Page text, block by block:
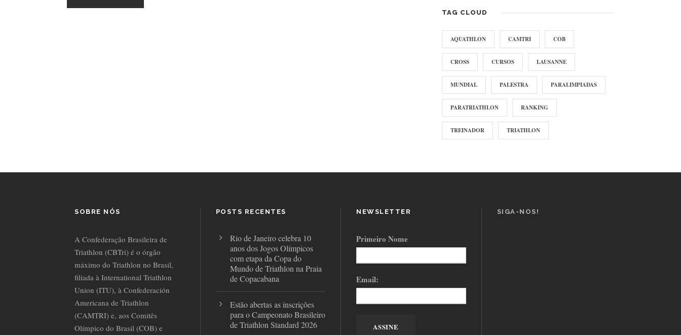
TAG CLOUD
AQUATHLON CAMTRI COB
CROSS CURSOS LAUSANNE
MUNDIAL PALESTRA PARALIMPIADAS
PARATRIATHLON RANKING
TREINADOR TRIATHLON
SOBRE NÓS
A Confederação Brasileira de
Triathlon (CBTri) é o órgão
máximo do Triathlon no Brasil,
filiada à International Triathlon
Union (ITU), à Confederación
Americana de Triathlon
(CAMTRI) e, aos Comitês
Olímpico do Brasil (COB) e
POSTS RECENTES
Rio de Janeiro celebra 10
anos dos Jogos Olímpicos
com etapa da Copa do
Mundo de Triathlon na Praia
de Copacabana
Estão abertas as inscrições
para o Campeonato Brasileiro
de Triathlon Standard 2026
NEWSLETTER
Primeiro Nome
Email:
SIGA-NOS!